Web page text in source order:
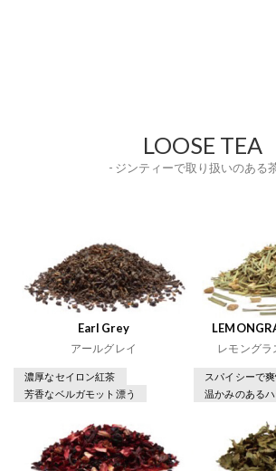
LOOSE TEA
- ジンティーで取り扱いのある
Earl Grey
アールグレイ
濃厚なセイロン紅茶
芳香なベルガモット漂う
レモング
スパイシーで
温かみのある